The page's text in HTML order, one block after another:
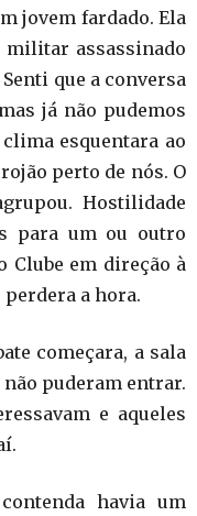
jovem fardado. Ela
assassinado
que a conversa
já não pudemos
esquentara ao
perto de nós. O
Hostilidade
para um ou outro
Clube em direção à
perdera a hora.
começara, a sala
não puderam entrar.
e aqueles
havia um